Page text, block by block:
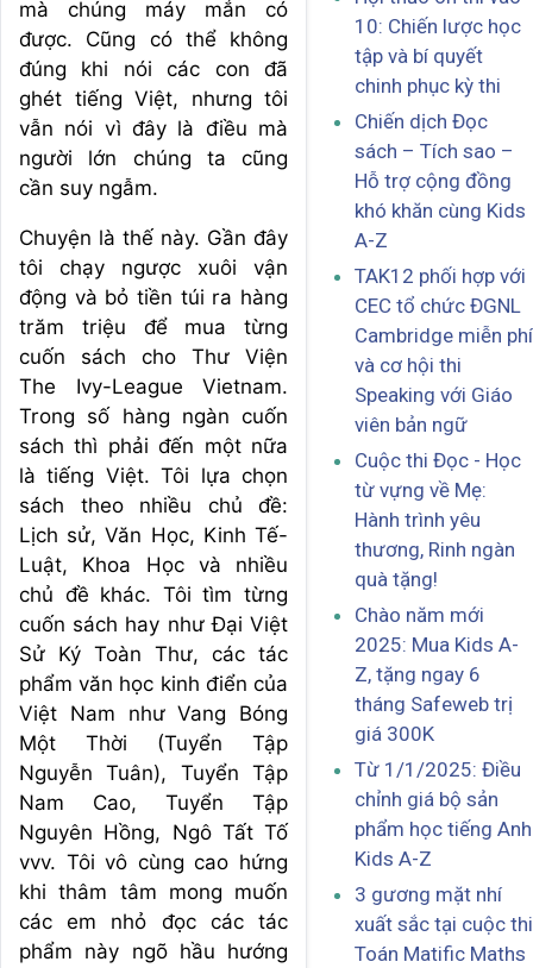
mà chúng máy mắn có
được. Cũng có thể không
đúng khi nói các con đã
ghét tiếng Việt, nhưng tôi
vẫn nói vì đây là điều mà
người lớn chúng ta cũng
cần suy ngẫm.
Chuyện là thế này. Gần đây
tôi chạy ngược xuôi vận
động và bỏ tiền túi ra hàng
trăm triệu để mua từng
cuốn sách cho Thư Viện
The Ivy-League Vietnam.
Trong số hàng ngàn cuốn
sách thì phải đến một nữa
là tiếng Việt. Tôi lựa chọn
sách theo nhiều chủ đề:
Lịch sử, Văn Học, Kinh Tế-
Luật, Khoa Học và nhiều
chủ đề khác. Tôi tìm từng
cuốn sách hay như Đại Việt
Sử Ký Toàn Thư, các tác
phẩm văn học kinh điển của
Việt Nam như Vang Bóng
Một Thời (Tuyển Tập
Nguyễn Tuân), Tuyển Tập
Nam Cao, Tuyển Tập
Nguyên Hồng, Ngô Tất Tố
vvv. Tôi vô cùng cao hứng
khi thâm tâm mong muốn
các em nhỏ đọc các tác
phẩm này ngõ hầu hướng
10: Chiến lược học
tập và bí quyết
chinh phục kỳ thi
Chiến dịch Đọc
sách – Tích sao –
Hỗ trợ cộng đồng
khó khăn cùng Kids
A-Z
TAK12 phối hợp với
CEC tổ chức ĐGNL
Cambridge miễn phí
và cơ hội thi
Speaking với Giáo
viên bản ngữ
Cuộc thi Đọc - Học
từ vựng về Mẹ:
Hành trình yêu
thương, Rinh ngàn
quà tặng!
Chào năm mới
2025: Mua Kids A-
Z, tặng ngay 6
tháng Safeweb trị
giá 300K
Từ 1/1/2025: Điều
chỉnh giá bộ sản
phẩm học tiếng Anh
Kids A-Z
3 gương mặt nhí
xuất sắc tại cuộc thi
Toán Matific Maths